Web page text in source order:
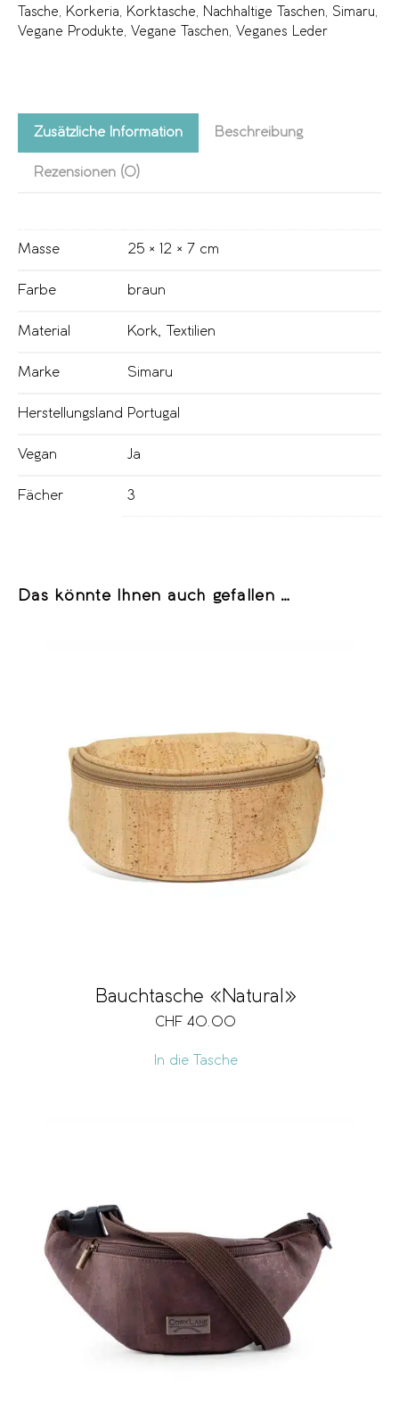
Tasche
Korkeria Korktasche Nachhaltige Taschen Simaru
Vegane Produkte
Vegane Taschen Veganes Leder
Zusätzliche Information Beschreibung
Rezensionen (0)
Masse 25 × 12 × 7 cm
Farbe braun
Material Kork Textilien
Marke Simaru
Herstellungsland Portugal
Vegan Ja
Fächer 3
Das könnte Ihnen auch gefallen …
Bauchtasche «Natural»
CHF 40.00
In die Tasche